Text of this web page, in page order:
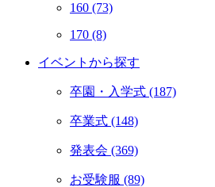
160 (73)
170 (8)
イベントから探す
卒園・入学式 (187)
卒業式 (148)
発表会 (369)
お受験服 (89)